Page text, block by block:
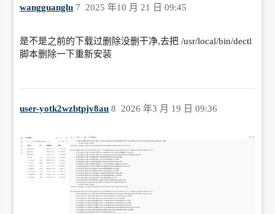
wangguanglu 2025 年10 月 21 日 09:45
7
是不是之前的下载过删除没删干净,去把 /usr/local/bin/dectl
脚本删除一下重新安装
user-yotk2wzbtpjv8au 2026 年3 月 19 日 09:36
8